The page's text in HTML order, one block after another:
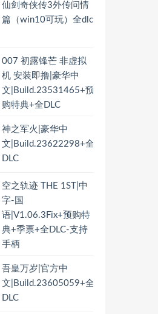
仙剑奇侠传3外传问情
篇（win10可玩）全dlc
007 初露锋芒 非虚拟
机 安装即撸|豪华中
文|Build.23531465+预
购特典+全DLC
神之军火|豪华中
文|Build.23622298+全
DLC
空之轨迹 THE 1ST|中
字-国
语|V1.06.3Fix+预购特
典+季票+全DLC-支持
手柄
吾皇万岁|官方中
文|Build.23605059+全
DLC